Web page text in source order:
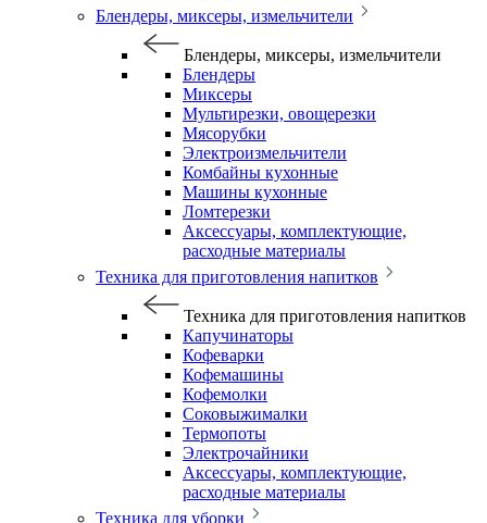
Блендеры, миксеры, измельчители
Блендеры, миксеры, измельчители
Блендеры
Миксеры
Мультирезки, овощерезки
Мясорубки
Электроизмельчители
Комбайны кухонные
Машины кухонные
Ломтерезки
Аксессуары, комплектующие,
расходные материалы
Техника для приготовления напитков
Техника для приготовления напитков
Капучинаторы
Кофеварки
Кофемашины
Кофемолки
Соковыжималки
Термопоты
Электрочайники
Аксессуары, комплектующие,
расходные материалы
Техника для уборки